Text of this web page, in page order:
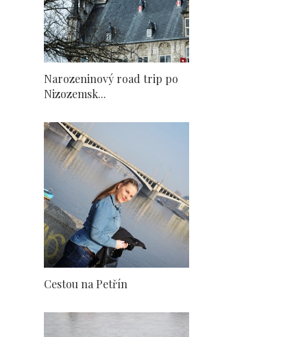
Narozeninový road trip po
Nizozemsk...
Cestou na Petřín